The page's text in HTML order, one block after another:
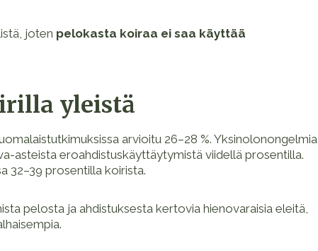
joten pelokasta koiraa ei saa käyttää
yleistä
arvioitu 26–28 %. Yksinolonongelmia
asteista eroahdistuskäyttäytymistä viidellä prosentilla.
32–39 prosentilla koirista.
pelosta ja ahdistuksesta kertovia hienovaraisia eleitä,